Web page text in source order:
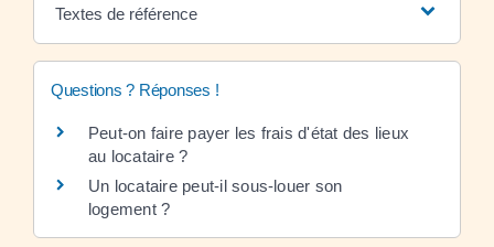
Textes de référence
Questions ? Réponses !
Peut-on faire payer les frais d'état des lieux
au locataire ?
Un locataire peut-il sous-louer son
logement ?